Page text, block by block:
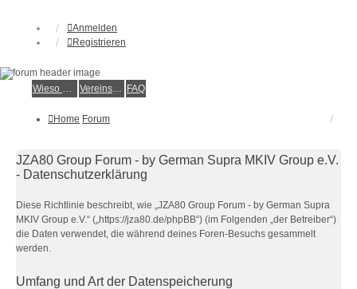
Anmelden
Registrieren
Wieso der e.V.? Vereinsmitglied werden FAQ
Home Forum
JZA80 Group Forum - by German Supra MKIV Group e.V.
- Datenschutzerklärung
Diese Richtlinie beschreibt, wie „JZA80 Group Forum - by German Supra
MKIV Group e.V.“ („https://jza80.de/phpBB“) (im Folgenden „der Betreiber“)
die Daten verwendet, die während deines Foren-Besuchs gesammelt
werden.
Umfang und Art der Datenspeicherung